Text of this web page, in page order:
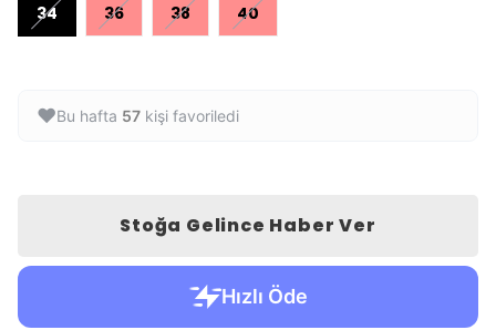
34 36 38 40
❤️Bu hafta 57 kişi favoriledi
Stoğa Gelince Haber Ver